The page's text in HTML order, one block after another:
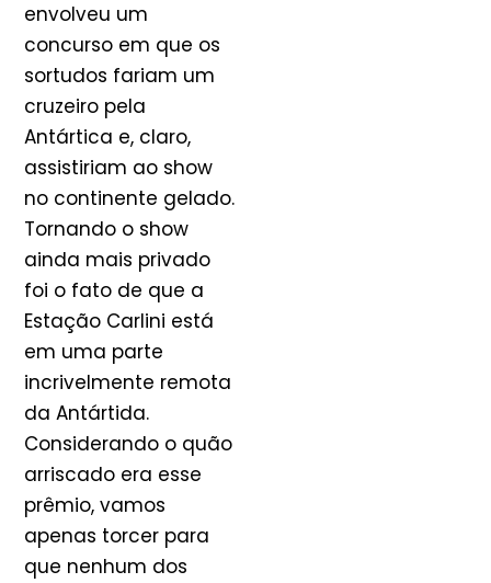
envolveu um
concurso em que os
sortudos fariam um
cruzeiro pela
Antártica e, claro,
assistiriam ao show
no continente gelado.
Tornando o show
ainda mais privado
foi o fato de que a
Estação Carlini está
em uma parte
incrivelmente remota
da Antártida.
Considerando o quão
arriscado era esse
prêmio, vamos
apenas torcer para
que nenhum dos